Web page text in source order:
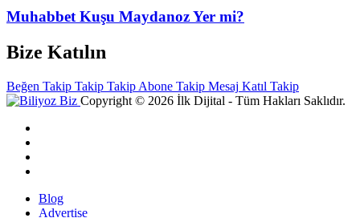
Muhabbet Kuşu Maydanoz Yer mi?
Bize Katılın
Beğen Takip Takip Takip Abone Takip Mesaj Katıl Takip
Copyright © 2026 İlk Dijital - Tüm Hakları Saklıdır.
Blog
Advertise